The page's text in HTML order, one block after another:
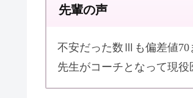
先輩の声
不安だった数Ⅲも偏差値70
先生がコーチとなって現役